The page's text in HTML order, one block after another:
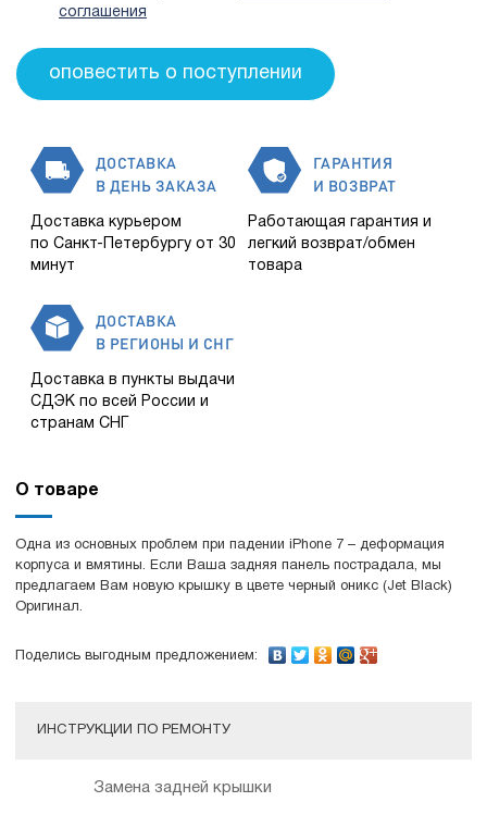
соглашения
ДОСТАВКА
В ДЕНЬ ЗАКАЗА
Доставка курьером
по Санкт-Петербургу от 30
минут
ГАРАНТИЯ
И ВОЗВРАТ
Работающая гарантия и
легкий возврат/обмен
товара
ДОСТАВКА
В РЕГИОНЫ И СНГ
Доставка в пункты выдачи
СДЭК по всей России и
странам СНГ
О товаре
Одна из основных проблем при падении iPhone 7 – деформация
корпуса и вмятины. Если Ваша задняя панель пострадала, мы
предлагаем Вам новую крышку в цвете черный оникс (Jet Black)
Оригинал.
Поделись выгодным предложением:
ИНСТРУКЦИИ ПО РЕМОНТУ
Замена задней крышки